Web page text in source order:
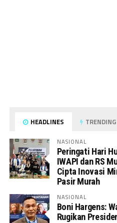
HEADLINES TRENDING
NASIONAL
Peringati Hari
IWAPI dan RS
Cipta Inovasi
Pasir Murah
NASIONAL
Boni Hargens:
Rugikan